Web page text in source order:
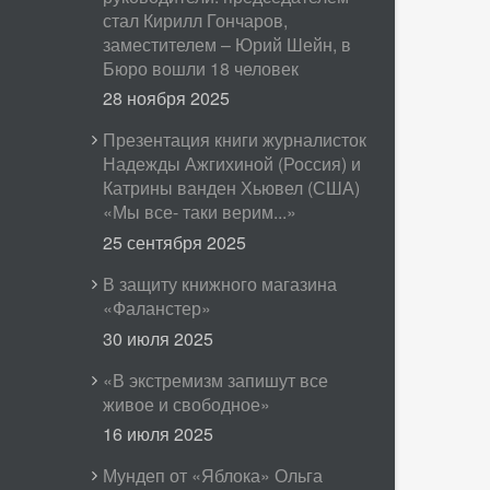
стал Кирилл Гончаров,
заместителем – Юрий Шейн, в
Бюро вошли 18 человек
28 ноября 2025
Презентация книги журналисток
Надежды Ажгихиной (Россия) и
Катрины ванден Хьювел (США)
«Мы все- таки верим...»
25 сентября 2025
В защиту книжного магазина
«Фаланстер»
30 июля 2025
«В экстремизм запишут все
живое и свободное»
16 июля 2025
Мундеп от «Яблока» Ольга